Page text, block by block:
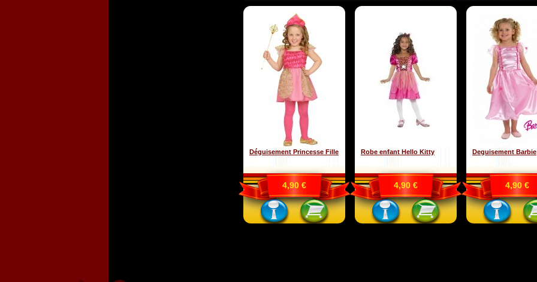
Déguisement Princesse Fille
4,90 €
Robe enfant Hello Kitty
4,90 €
Deguisement Barbie
4,90 €